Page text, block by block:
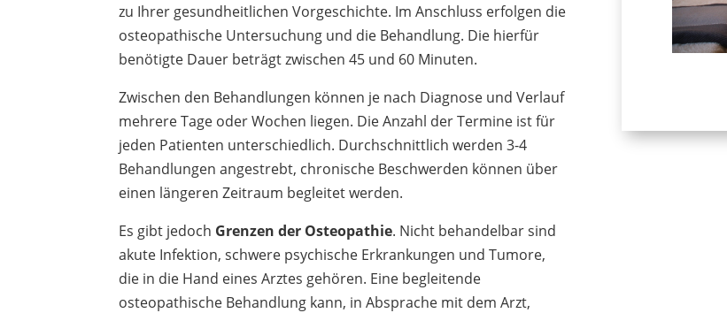
zu Ihrer gesundheitlichen Vorgeschichte. Im Anschluss erfolgen die
osteopathische Untersuchung und die Behandlung. Die hierfür
benötigte Dauer beträgt zwischen 45 und 60 Minuten.
Zwischen den Behandlungen können je nach Diagnose und Verlauf
mehrere Tage oder Wochen liegen. Die Anzahl der Termine ist für
jeden Patienten unterschiedlich. Durchschnittlich werden 3-4
Behandlungen angestrebt, chronische Beschwerden können über
einen längeren Zeitraum begleitet werden.
Es gibt jedoch Grenzen der Osteopathie. Nicht behandelbar sind
akute Infektion, schwere psychische Erkrankungen und Tumore,
die in die Hand eines Arztes gehören. Eine begleitende
osteopathische Behandlung kann, in Absprache mit dem Arzt,